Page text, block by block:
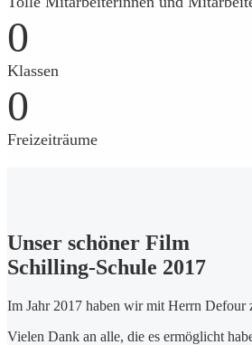
0
Klassen
0
Freizeiträume
Unser schöner Film
Schilling-Schule 2017
Im Jahr 2017 haben wir mit Herrn Defour
Vielen Dank an alle, die es ermöglicht